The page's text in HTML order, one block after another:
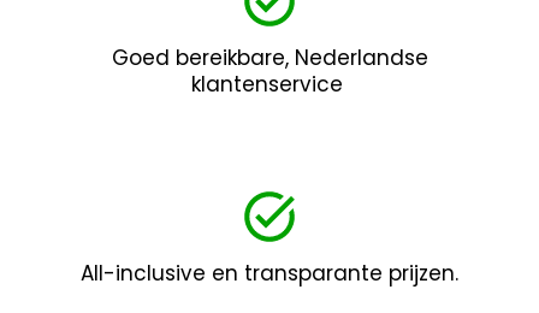
Goed bereikbare, Nederlandse
klantenservice
All-inclusive en transparante prijzen.